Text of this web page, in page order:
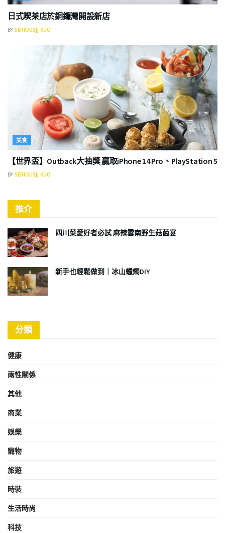
日式喫茶店於銅鑼灣開設新店
BY SERIOUSJJ 6UO
美食
【世界盃】Outback大抽獎 贏取iPhone 14 Pro、PlayStation 5
BY SERIOUSJJ 6UO
推介
四川菜愛好者必試 麻辣雲南野生菇菌宴
新手也輕鬆做到｜冰山蠟燭DIY
分類
健康
兩性關係
其他
商業
娛樂
寵物
旅遊
時裝
生活時尚
科技